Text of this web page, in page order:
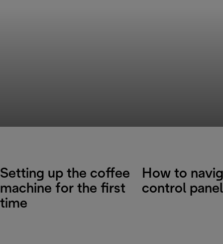
Setting up the coffee
machine for the first
time
How to
control panel